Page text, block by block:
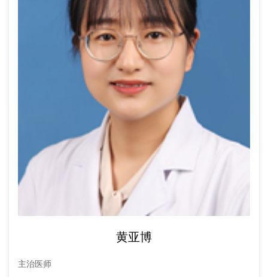
黄亚博
主治医师